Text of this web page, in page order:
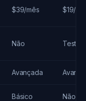
$39/mês $19/
Não Teste
Avançada
Básico Não